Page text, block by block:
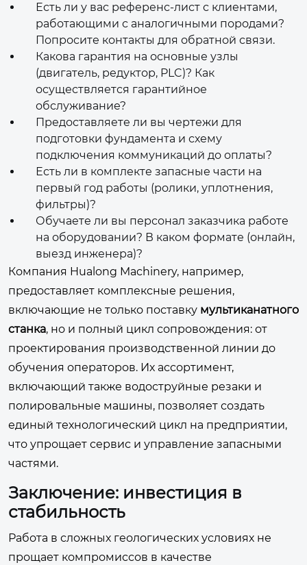
Есть ли у вас референс-лист с клиентами,
работающими с аналогичными породами?
Попросите контакты для обратной связи.
Какова гарантия на основные узлы
(двигатель, редуктор, PLC)? Как
осуществляется гарантийное
обслуживание?
Предоставляете ли вы чертежи для
подготовки фундамента и схему
подключения коммуникаций до оплаты?
Есть ли в комплекте запасные части на
первый год работы (ролики, уплотнения,
фильтры)?
Обучаете ли вы персонал заказчика работе
на оборудовании? В каком формате (онлайн,
выезд инженера)?
Компания Hualong Machinery, например,
предоставляет комплексные решения,
включающие не только поставку мультиканатного
станка, но и полный цикл сопровождения: от
проектирования производственной линии до
обучения операторов. Их ассортимент,
включающий также водоструйные резаки и
полировальные машины, позволяет создать
единый технологический цикл на предприятии,
что упрощает сервис и управление запасными
частями.
Заключение: инвестиция в
стабильность
Работа в сложных геологических условиях не
прощает компромиссов в качестве